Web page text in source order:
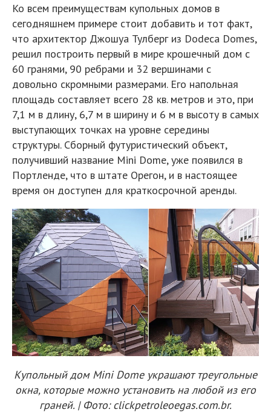
Ко всем преимуществам купольных домов в
сегодняшнем примере стоит добавить и тот факт,
что архитектор Джошуа Тулберг из Dodeca Domes,
решил построить первый в мире крошечный дом с
60 гранями, 90 ребрами и 32 вершинами с
довольно скромными размерами. Его напольная
площадь составляет всего 28 кв. метров и это, при
7,1 м в длину, 6,7 м в ширину и 6 м в высоту в самых
выступающих точках на уровне середины
структуры. Сборный футуристический объект,
получивший название Mini Dome, уже появился в
Портленде, что в штате Орегон, и в настоящее
время он доступен для краткосрочной аренды.
Купольный дом Mini Dome украшают треугольные
окна, которые можно установить на любой из его
граней. | Фото: clickpetroleoegas.com.br.